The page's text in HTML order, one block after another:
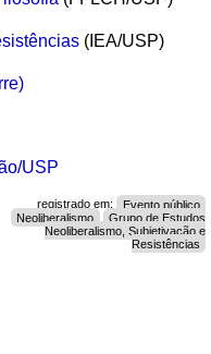
(IEA/USP)
USP
registrado em:
Evento público
Neoliberalismo
Grupo de Estudos
Neoliberalismo, Subjetivação e
Resistências